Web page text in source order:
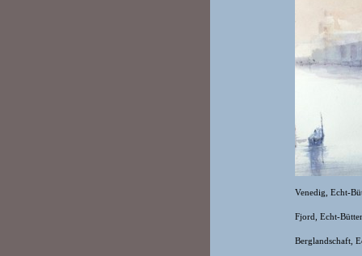
Venedig, Echt-
Fjord, Echt-
Berglandschaft,